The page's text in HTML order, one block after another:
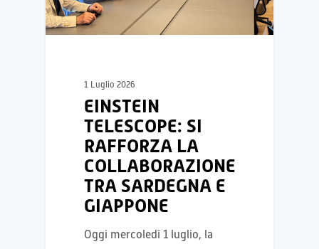
1 Luglio 2026
EINSTEIN
TELESCOPE: SI
RAFFORZA LA
COLLABORAZIONE
TRA SARDEGNA E
GIAPPONE
Oggi mercoledì 1 luglio, la